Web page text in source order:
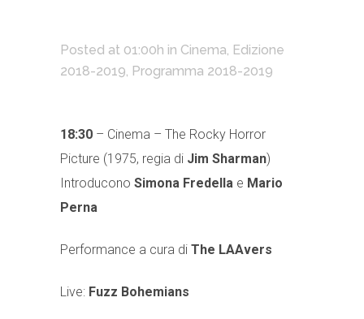
Posted at 01:00h in Cinema, Edizione
2018-2019, Programma 2018-2019
18:30 – Cinema – The Rocky Horror
Picture (1975, regia di Jim Sharman)
Introducono Simona Fredella e Mario
Perna
Performance a cura di The LAAvers
Live: Fuzz Bohemians